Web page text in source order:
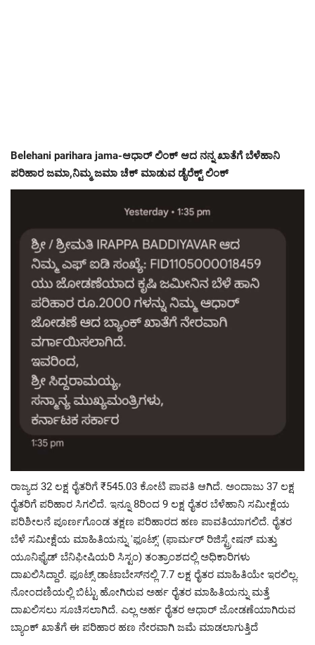
Belehani parihara jama-ಆಧಾರ್ ಲಿಂಕ್ ಆದ ನನ್ನ ಖಾತೆಗೆ ಬೆಳೆಹಾನಿ
ಪರಿಹಾರ ಜಮಾ,ನಿಮ್ಮ ಜಮಾ ಚೆಕ್ ಮಾಡುವ ಡೈರೆಕ್ಟ್ ಲಿಂಕ್
ರಾಜ್ಯದ 32 ಲಕ್ಷ ರೈತರಿಗೆ ₹545.03 ಕೋಟಿ ಪಾವತಿ ಆಗಿದೆ. ಅಂದಾಜು 37 ಲಕ್ಷ
ರೈತರಿಗೆ ಪರಿಹಾರ ಸಿಗಲಿದೆ. ಇನ್ನೂ 8ರಿಂದ 9 ಲಕ್ಷ ರೈತರ ಬೆಳೆಹಾನಿ ಸಮೀಕ್ಷೆಯ
ಪರಿಶೀಲನೆ ಪೂರ್ಣಗೊಂಡ ತಕ್ಷಣ ಪರಿಹಾರದ ಹಣ ಪಾವತಿಯಾಗಲಿದೆ. ರೈತರ
ಬೆಳೆ ಸಮೀಕ್ಷೆಯ ಮಾಹಿತಿಯನ್ನು 'ಫೂಟ್ಸ್' (ಫಾರ್ಮರ್ ರಿಜಿಸ್ಟ್ರೇಷನ್‌ ಮತ್ತು
ಯೂನಿಫೈಡ್ ಬೆನಿಫೀಷಿಯರಿ ಸಿಸ್ಟಂ) ತಂತ್ರಾಂಶದಲ್ಲಿ ಅಧಿಕಾರಿಗಳು
ದಾಖಲಿಸಿದ್ದಾರೆ. ಫೂಟ್ಸ್ ಡಾಟಾಬೇಸ್‌ನಲ್ಲಿ 7.7 ಲಕ್ಷ ರೈತರ ಮಾಹಿತಿಯೇ ಇರಲಿಲ್ಲ.
ನೋಂದಣಿಯಲ್ಲಿ ಬಿಟ್ಟು ಹೋಗಿರುವ ಅರ್ಹ ರೈತರ ಮಾಹಿತಿಯನ್ನು ಮತ್ತೆ
ದಾಖಲಿಸಲು ಸೂಚಿಸಲಾಗಿದೆ. ಎಲ್ಲ ಅರ್ಹ ರೈತರ ಆಧಾರ್ ಜೋಡಣೆಯಾಗಿರುವ
ಬ್ಯಾಂಕ್ ಖಾತೆಗೆ ಈ ಪರಿಹಾರ ಹಣ ನೇರವಾಗಿ ಜಮೆ ಮಾಡಲಾಗುತ್ತಿದೆ